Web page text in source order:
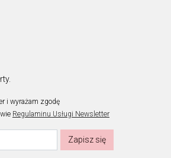
i wyrażam zgodę
Regulaminu Usługi Newsletter
Zapisz się